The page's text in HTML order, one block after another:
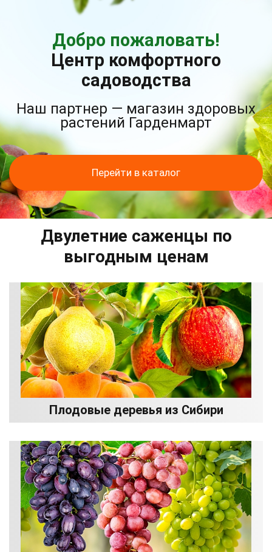
Добро пожаловать!
Центр комфортного
садоводства
Наш партнер — магазин здоровых
растений Гарденмарт
Перейти в каталог
Двулетние саженцы по
выгодным ценам
Плодовые деревья из Сибири